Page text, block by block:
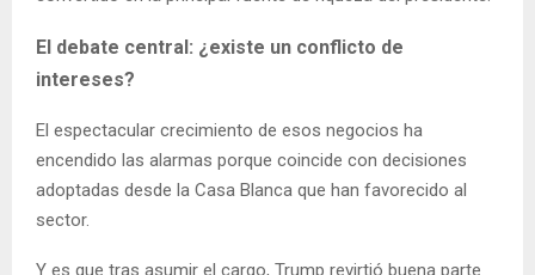
El debate central: ¿existe un conflicto de
intereses?
El espectacular crecimiento de esos negocios ha
encendido las alarmas porque coincide con decisiones
adoptadas desde la Casa Blanca que han favorecido al
sector.